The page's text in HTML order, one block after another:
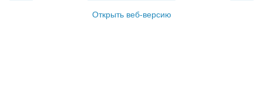
Открыть веб-версию